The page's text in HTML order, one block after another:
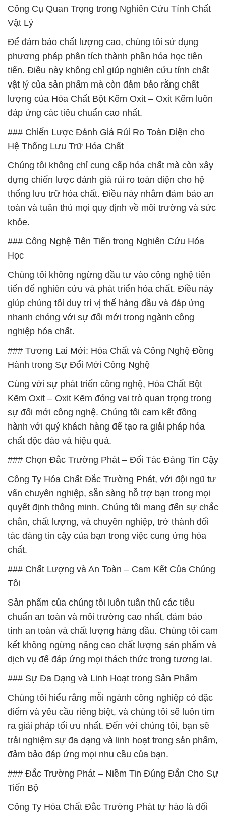
Công Cụ Quan Trọng trong Nghiên Cứu Tính Chất
Vật Lý
Để đảm bảo chất lượng cao, chúng tôi sử dụng
phương pháp phân tích thành phần hóa học tiên
tiến. Điều này không chỉ giúp nghiên cứu tính chất
vật lý của sản phẩm mà còn đảm bảo rằng chất
lượng của Hóa Chất Bột Kẽm Oxit – Oxit Kẽm luôn
đáp ứng các tiêu chuẩn cao nhất.
### Chiến Lược Đánh Giá Rủi Ro Toàn Diện cho
Hệ Thống Lưu Trữ Hóa Chất
Chúng tôi không chỉ cung cấp hóa chất mà còn xây
dựng chiến lược đánh giá rủi ro toàn diện cho hệ
thống lưu trữ hóa chất. Điều này nhằm đảm bảo an
toàn và tuân thủ mọi quy định về môi trường và sức
khỏe.
### Công Nghệ Tiên Tiến trong Nghiên Cứu Hóa
Học
Chúng tôi không ngừng đầu tư vào công nghệ tiên
tiến để nghiên cứu và phát triển hóa chất. Điều này
giúp chúng tôi duy trì vị thế hàng đầu và đáp ứng
nhanh chóng với sự đổi mới trong ngành công
nghiệp hóa chất.
### Tương Lai Mới: Hóa Chất và Công Nghệ Đồng
Hành trong Sự Đổi Mới Công Nghệ
Cùng với sự phát triển công nghệ, Hóa Chất Bột
Kẽm Oxit – Oxit Kẽm đóng vai trò quan trọng trong
sự đổi mới công nghệ. Chúng tôi cam kết đồng
hành với quý khách hàng để tạo ra giải pháp hóa
chất độc đáo và hiệu quả.
### Chọn Đắc Trường Phát – Đối Tác Đáng Tin Cậy
Công Ty Hóa Chất Đắc Trường Phát, với đội ngũ tư
vấn chuyên nghiệp, sẵn sàng hỗ trợ bạn trong mọi
quyết định thông minh. Chúng tôi mang đến sự chắc
chắn, chất lượng, và chuyên nghiệp, trở thành đối
tác đáng tin cậy của bạn trong việc cung ứng hóa
chất.
### Chất Lượng và An Toàn – Cam Kết Của Chúng
Tôi
Sản phẩm của chúng tôi luôn tuân thủ các tiêu
chuẩn an toàn và môi trường cao nhất, đảm bảo
tính an toàn và chất lượng hàng đầu. Chúng tôi cam
kết không ngừng nâng cao chất lượng sản phẩm và
dịch vụ để đáp ứng mọi thách thức trong tương lai.
### Sự Đa Dạng và Linh Hoạt trong Sản Phẩm
Chúng tôi hiểu rằng mỗi ngành công nghiệp có đặc
điểm và yêu cầu riêng biệt, và chúng tôi sẽ luôn tìm
ra giải pháp tối ưu nhất. Đến với chúng tôi, bạn sẽ
trải nghiệm sự đa dạng và linh hoạt trong sản phẩm,
đảm bảo đáp ứng mọi nhu cầu của bạn.
### Đắc Trường Phát – Niềm Tin Đúng Đắn Cho Sự
Tiến Bộ
Công Ty Hóa Chất Đắc Trường Phát tự hào là đối